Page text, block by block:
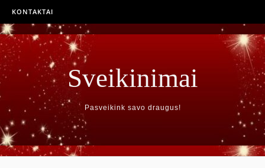
KONTAKTAI
Sveikinimai
Pasveikink savo draugus!